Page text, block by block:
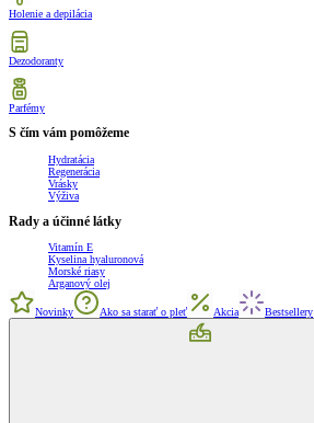
Holenie a depilácia
Dezodoranty
Parfémy
S čím vám pomôžeme
Hydratácia
Regenerácia
Vrásky
Výživa
Rady a účinné látky
Vitamín E
Kyselina hyaluronová
Morské riasy
Arganový olej
Novinky Ako sa starať o pleť Akcia Bestsellery